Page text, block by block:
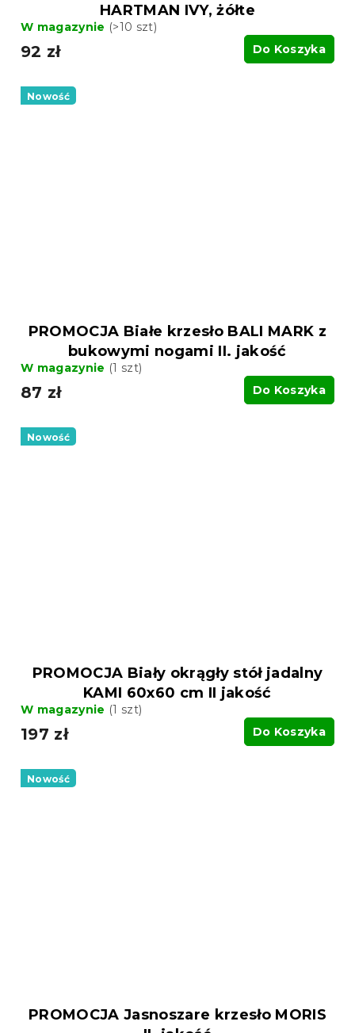
HARTMAN IVY, żółte
W magazynie (>10 szt)
92 zł Do Koszyka
Nowość
PROMOCJA Białe krzesło BALI MARK z
bukowymi nogami II. jakość
W magazynie (1 szt)
87 zł Do Koszyka
Nowość
PROMOCJA Biały okrągły stół jadalny
KAMI 60x60 cm II jakość
W magazynie (1 szt)
197 zł Do Koszyka
Nowość
PROMOCJA Jasnoszare krzesło MORIS